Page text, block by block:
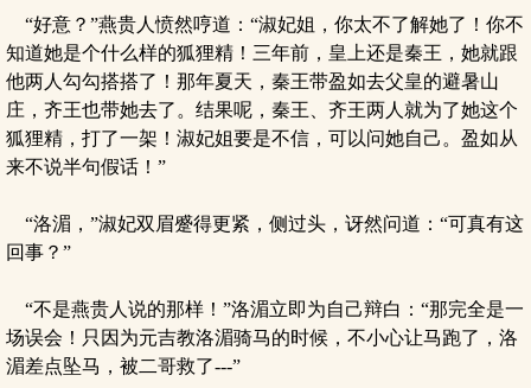
“好意？”燕贵人愤然哼道：“淑妃姐，你太不了解她了！你不
知道她是个什么样的狐狸精！三年前，皇上还是秦王，她就跟
他两人勾勾搭搭了！那年夏天，秦王带盈如去父皇的避暑山
庄，齐王也带她去了。结果呢，秦王、齐王两人就为了她这个
狐狸精，打了一架！淑妃姐要是不信，可以问她自己。盈如从
来不说半句假话！”
“洛湄，”淑妃双眉蹙得更紧，侧过头，讶然问道：“可真有这
回事？”
“不是燕贵人说的那样！”洛湄立即为自己辩白：“那完全是一
场误会！只因为元吉教洛湄骑马的时候，不小心让马跑了，洛
湄差点坠马，被二哥救了---”